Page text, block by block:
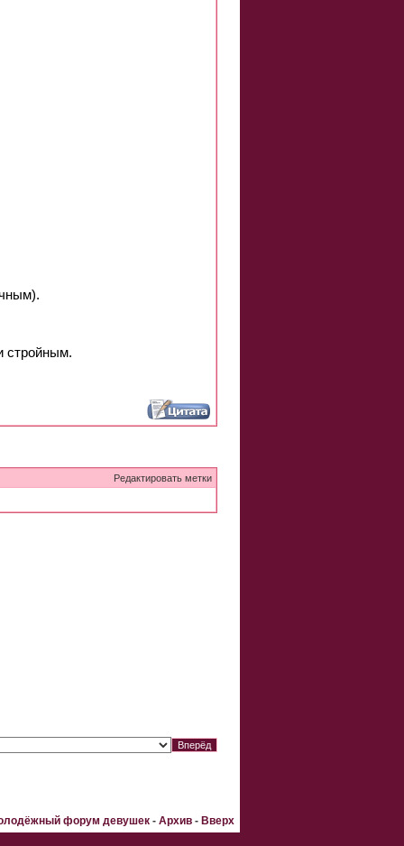
стройным.
Редактировать метки
форум девушек - Архив - Вверх